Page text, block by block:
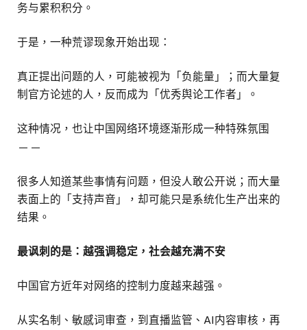
务与累积积分。
于是，一种荒谬现象开始出现：
真正提出问题的人，可能被视为「负能量」；而大量复
制官方论述的人，反而成为「优秀舆论工作者」。
这种情况，也让中国网络环境逐渐形成一种特殊氛围
——
很多人知道某些事情有问题，但没人敢公开说；而大量
表面上的「支持声音」，却可能只是系统化生产出来的
结果。
最讽刺的是：越强调稳定，社会越充满不安
中国官方近年对网络的控制力度越来越强。
从实名制、敏感词审查，到直播监管、AI内容审核，再